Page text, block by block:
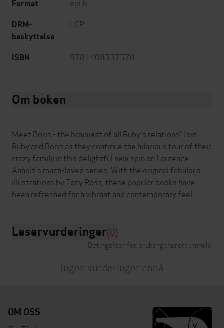
Format epub
DRM-
beskyttelse
LCP
ISBN 9781408337578
Om boken
Meet Boris - the brainiest of all Ruby's relations! Join
Ruby and Boris as they continue the hilarious tour of their
crazy family in this delightful new spin on Laurence
Anholt's much-loved series. With the original fabulous
illustrations by Tony Ross, these popular books have
Leservurderinger(0)
Betingelser for brukergenerert innhold
Ingen vurderinger ennå
OM OSS